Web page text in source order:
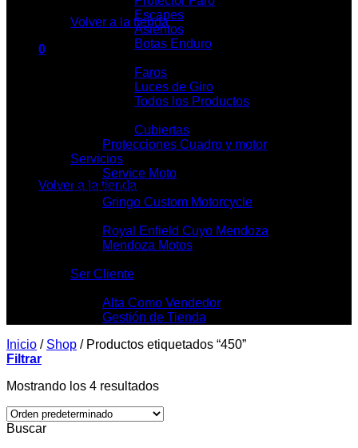
Volver a la tienda
0
No hay productos en el carrito.
Volver a la tienda
Escapes
Asientos
Botas Enduro
Faros
Luces de Giro
Todos los Productos
Cubiertas
Protecciones Cuadro y motor
Servicios
Service Moto
Talleres Mecánicos
Gringo Custom Motorcycle
Royal Enfield Cuyo Mendoza
Mendoza Motos
Ser Cliente
Alta Como Vendedor
Gestión de Tienda
Inicio / Shop /Productos etiquetados “450”
Filtrar
Mostrando los 4 resultados
Buscar